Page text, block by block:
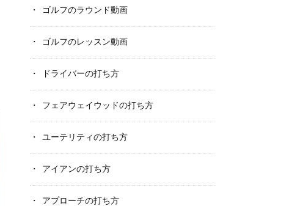
ゴルフのラウンド動画
ゴルフのレッスン動画
ドライバーの打ち方
フェアウェイウッドの打ち方
ユーテリティの打ち方
アイアンの打ち方
アプローチの打ち方